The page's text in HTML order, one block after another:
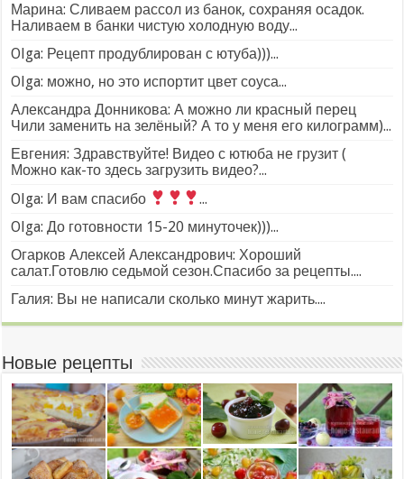
Марина: Сливаем рассол из банок, сохраняя осадок.
Наливаем в банки чистую холодную воду...
Olga: Рецепт продублирован с ютуба)))...
Olga: можно, но это испортит цвет соуса...
Александра Донникова: А можно ли красный перец
Чили заменить на зелёный? А то у меня его килограмм)...
Евгения: Здравствуйте! Видео с ютюба не грузит (
Можно как-то здесь загрузить видео?...
Olga: И вам спасибо
...
Olga: До готовности 15-20 минуточек)))...
Огарков Алексей Александрович: Хороший
салат.Готовлю седьмой сезон.Спасибо за рецепты....
Галия: Вы не написали сколько минут жарить....
Новые рецепты